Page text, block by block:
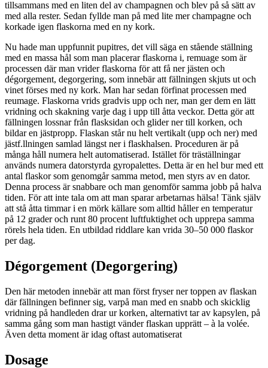
tillsammans med en liten del av champagnen och blev på så sätt av
med alla rester. Sedan fyllde man på med lite mer champagne och
korkade igen flaskorna med en ny kork.
Nu hade man uppfunnit pupitres, det vill säga en stående ställning
med en massa hål som man placerar flaskorna i, remuage som är
processen där man vrider flaskorna för att få ner jästen och
dégorgement, degorgering, som innebär att fällningen skjuts ut och
vinet förses med ny kork. Man har sedan förfinat processen med
reumage. Flaskorna vrids gradvis upp och ner, man ger dem en lätt
vridning och skakning varje dag i upp till åtta veckor. Detta gör att
fällningen lossnar från flasksidan och glider ner till korken, och
bildar en jästpropp. Flaskan står nu helt vertikalt (upp och ner) med
jästf.llningen samlad längst ner i flaskhalsen. Proceduren är på
många håll numera helt automatiserad. Istället för träställningar
används numera datorstyrda gyropalettes. Detta är en hel bur med ett
antal flaskor som genomgår samma metod, men styrs av en dator.
Denna process är snabbare och man genomför samma jobb på halva
tiden. För att inte tala om att man sparar arbetarnas hälsa! Tänk själv
att stå åtta timmar i en mörk källare som alltid håller en temperatur
på 12 grader och runt 80 procent luftfuktighet och upprepa samma
rörels hela tiden. En utbildad riddlare kan vrida 30–50 000 flaskor
per dag.
Dégorgement (Degorgering)
Den här metoden innebär att man först fryser ner toppen av flaskan
där fällningen befinner sig, varpå man med en snabb och skicklig
vridning på handleden drar ur korken, alternativt tar av kapsylen, på
samma gång som man hastigt vänder flaskan upprätt – à la volée.
Även detta moment är idag oftast automatiserat
Dosage